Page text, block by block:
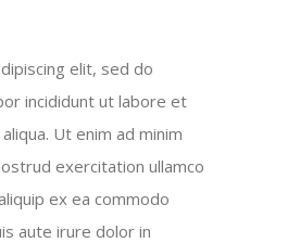
elit, sed do
incididunt ut labore et
Ut enim ad minim
exercitation ullamco
ex ea commodo
aute irure dolor in